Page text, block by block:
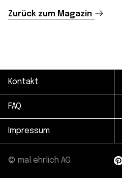
Zurück zum Magazin
Kontakt
FAQ
Impressum
© mal ehrlich AG